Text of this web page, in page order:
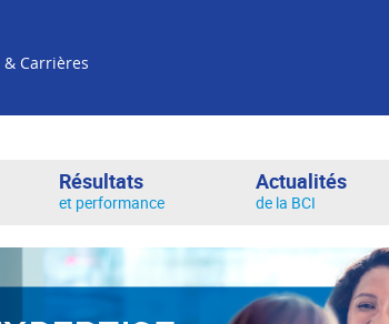
& Carrières
Résultats
et performance
Actualités
de la BCI